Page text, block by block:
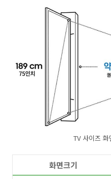
TV 사이즈 화
화면크기